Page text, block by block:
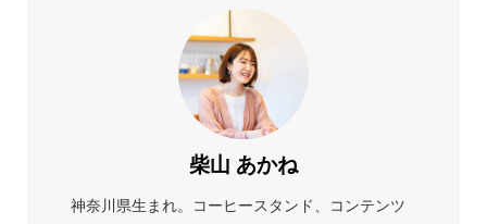
柴山 あかね
神奈川県生まれ。コーヒースタンド、コンテンツ